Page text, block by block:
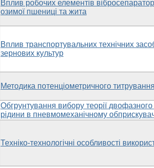
Вплив робочих елементів
озимої пшениці та жита
Вплив транспортувальних технічних
зернових культур
Методика потенціометричного титрування
Обгрунтування вибору теорії
рідини в пневмомеханічному
Техніко-технологічні особливості